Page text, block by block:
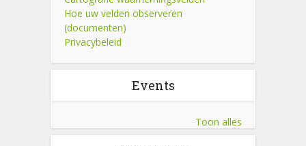
Hoe uw velden observeren
(documenten)
Privacybeleid
Events
Toon alles